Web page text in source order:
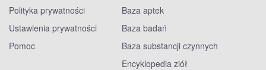
Polityka prywatności
Ustawienia prywatności
Pomoc
Baza aptek
Baza badań
Baza substancji czynnych
Encyklopedia ziół